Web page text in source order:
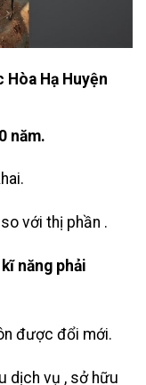
Hòa Hạ Huyện
năm.
so với thị phần .
năng phải
được đổi mới.
dịch vụ , sở hữu